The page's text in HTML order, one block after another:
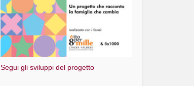
Segui gli sviluppi del progetto